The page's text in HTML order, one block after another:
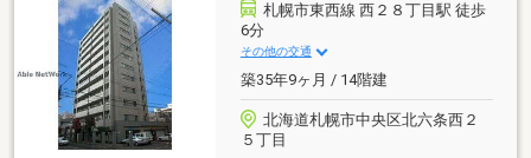
札幌市東西線 西２８丁目駅 徒歩
6分
その他の交通
築35年9ヶ月 / 14階建
北海道札幌市中央区北六条西２
５丁目